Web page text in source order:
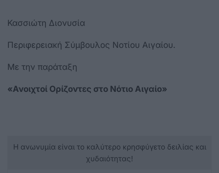
Κασσιώτη Διονυσία
Περιφερειακή Σύμβουλος Νοτίου Αιγαίου.
Με την παράταξη
«Ανοιχτοί Ορίζοντες στο Νότιο Αιγαίο»
Η ανωνυμία είναι το καλύτερο κρησφύγετο δειλίας και
χυδαιότητας!